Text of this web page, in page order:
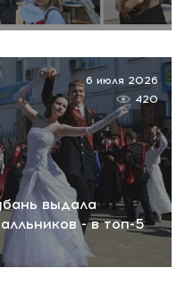
выдала
- в топ-5
6 июля 2026
420